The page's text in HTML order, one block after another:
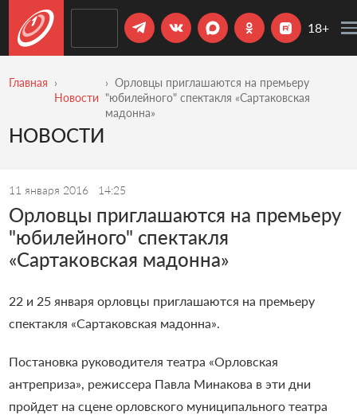
18+
Главная
Новости
Орловцы приглашаются на премьеру
"юбилейного" спектакля «Сартаковская
мадонна»
НОВОСТИ
11 января 2016 14:25
Орловцы приглашаются на премьеру
"юбилейного" спектакля
«Сартаковская мадонна»
22 и 25 января орловцы приглашаются на премьеру
спектакля «Сартаковская мадонна».
Постановка руководителя театра «Орловская
антреприза», режиссера Павла Минакова в эти дни
пройдет на сцене орловского муниципального театра